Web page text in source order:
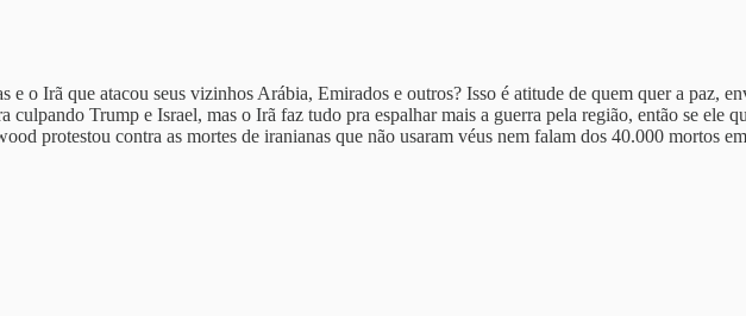
o Irã que atacou seus vizinhos Arábia, Emirados e outros? Isso é atitude de quem quer a paz,
culpando Trump e Israel, mas o Irã faz tudo pra espalhar mais a guerra pela região, então se ele
protestou contra as mortes de iranianas que não usaram véus nem falam dos 40.000 mortos